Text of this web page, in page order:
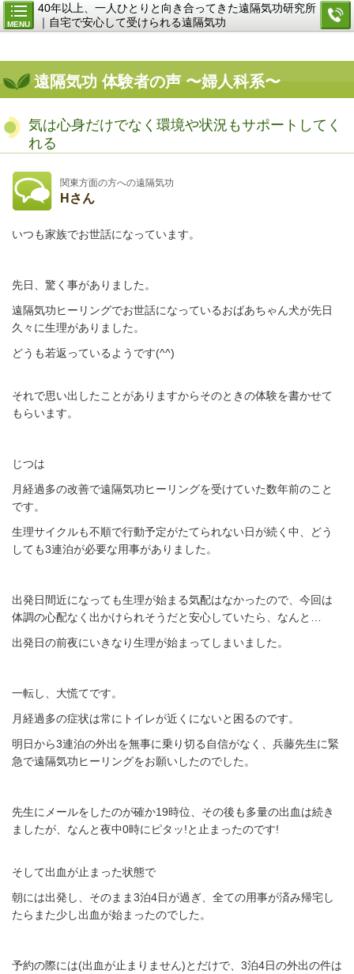
MENU
40年以上、一人ひとりと向き合ってきた遠隔気功研究所
｜自宅で安心して受けられる遠隔気功
遠隔気功 体験者の声 〜婦人科系〜
気は心身だけでなく環境や状況もサポートしてく
れる
関東方面の方への遠隔気功
Hさん
いつも家族でお世話になっています。
先日、驚く事がありました。
遠隔気功ヒーリングでお世話になっているおばあちゃん犬が先日
久々に生理がありました。
どうも若返っているようです(^^)
それで思い出したことがありますからそのときの体験を書かせて
もらいます。
じつは
月経過多の改善で遠隔気功ヒーリングを受けていた数年前のこと
です。
生理サイクルも不順で行動予定がたてられない日が続く中、どう
しても3連泊が必要な用事がありました。
出発日間近になっても生理が始まる気配はなかったので、今回は
体調の心配なく出かけられそうだと安心していたら、なんと…
出発日の前夜にいきなり生理が始まってしまいました。
一転し、大慌てです。
月経過多の症状は常にトイレが近くにないと困るのです。
明日から3連泊の外出を無事に乗り切る自信がなく、兵藤先生に緊
急で遠隔気功ヒーリングをお願いしたのでした。
先生にメールをしたのが確か19時位、その後も多量の出血は続き
ましたが、なんと夜中0時にピタッ!と止まったのです!
そして出血が止まった状態で
朝には出発し、そのまま3泊4日が過ぎ、全ての用事が済み帰宅し
たらまた少し出血が始まったのでした。
予約の際には(出血が止まりません)とだけで、3泊4日の外出の件は